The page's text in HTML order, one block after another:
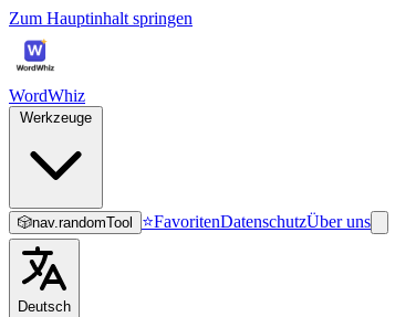
Zum Hauptinhalt springen
WordWhiz
🎲nav.randomTool ⭐FavoritenDatenschutzÜber uns
Deutsch